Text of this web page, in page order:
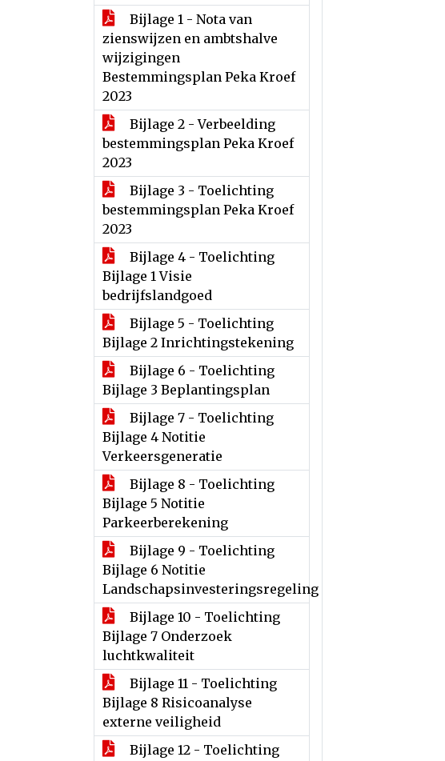
Bijlage 1 - Nota van
zienswijzen en ambtshalve
wijzigingen
Bestemmingsplan Peka Kroef
2023
Bijlage 2 - Verbeelding
bestemmingsplan Peka Kroef
2023
Bijlage 3 - Toelichting
bestemmingsplan Peka Kroef
2023
Bijlage 4 - Toelichting
Bijlage 1 Visie
bedrijfslandgoed
Bijlage 5 - Toelichting
Bijlage 2 Inrichtingstekening
Bijlage 6 - Toelichting
Bijlage 3 Beplantingsplan
Bijlage 7 - Toelichting
Bijlage 4 Notitie
Verkeersgeneratie
Bijlage 8 - Toelichting
Bijlage 5 Notitie
Parkeerberekening
Bijlage 9 - Toelichting
Bijlage 6 Notitie
Landschapsinvesteringsregeling
Bijlage 10 - Toelichting
Bijlage 7 Onderzoek
luchtkwaliteit
Bijlage 11 - Toelichting
Bijlage 8 Risicoanalyse
externe veiligheid
Bijlage 12 - Toelichting